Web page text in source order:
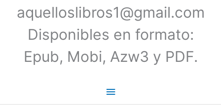
aquelloslibros1@gmail.com
Disponibles en formato:
Epub, Mobi, Azw3 y PDF.